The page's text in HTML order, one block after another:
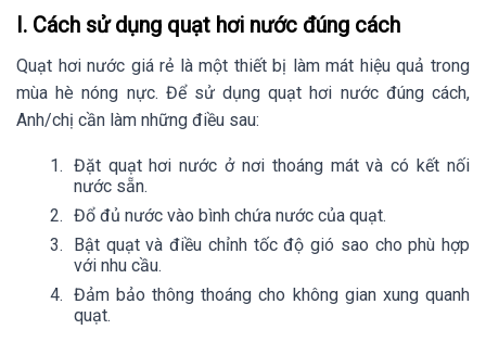
I. Cách sử dụng quạt hơi nước đúng cách
Quạt hơi nước giá rẻ là một thiết bị làm mát hiệu quả trong
mùa hè nóng nực. Để sử dụng quạt hơi nước đúng cách,
Anh/chị cần làm những điều sau:
Đặt quạt hơi nước ở nơi thoáng mát và có kết nối
nước sẵn.
Đổ đủ nước vào bình chứa nước của quạt.
Bật quạt và điều chỉnh tốc độ gió sao cho phù hợp
với nhu cầu.
Đảm bảo thông thoáng cho không gian xung quanh
quạt.